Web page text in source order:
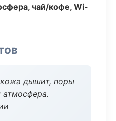
чай/кофе, Wi-
дышит, поры
атмосфера.